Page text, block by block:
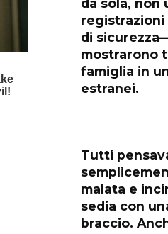
di
mostrarono
famiglia in
estranei.
Tutti
malata e
sedia con
braccio.